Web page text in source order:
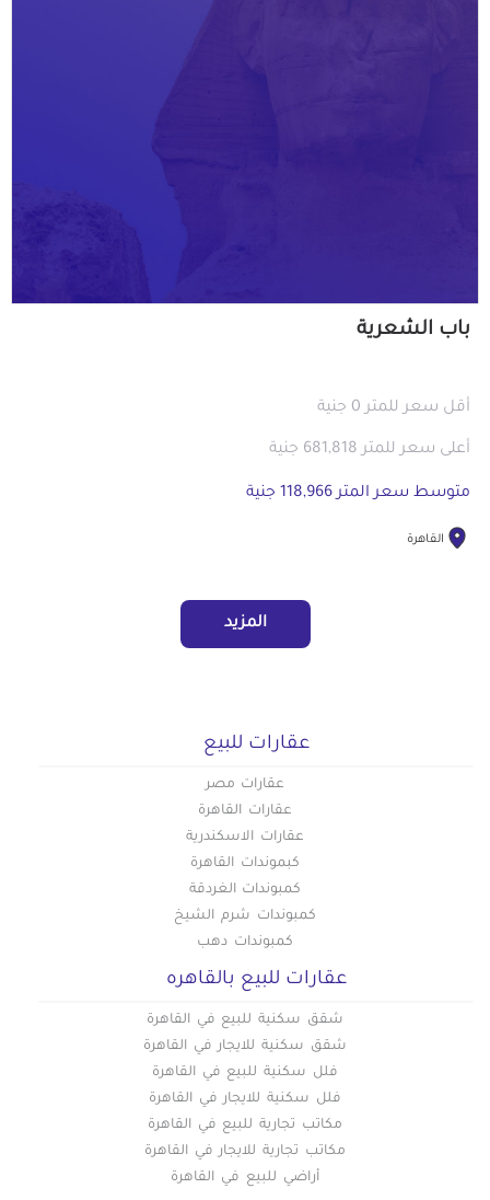
باب الشعرية
أقل سعر للمتر 0 جنية
أعلى سعر للمتر 681,818 جنية
متوسط سعر المتر 118,966 جنية
القاهرة
المزيد
عقارات للبيع
عقارات مصر
عقارات القاهرة
عقارات الاسكندرية
كبموندات القاهرة
كمبوندات الغردقة
كمبوندات شرم الشيخ
كمبوندات دهب
عقارات للبيع بالقاهره
شقق سكنية للبيع في القاهرة
شقق سكنية للايجار في القاهرة
فلل سكنية للبيع في القاهرة
فلل سكنية للايجار في القاهرة
مكاتب تجارية للبيع في القاهرة
مكاتب تجارية للايجار في القاهرة
أراضي للبيع في القاهرة